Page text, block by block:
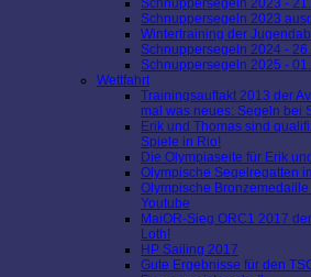
Schnuppersegeln 2023 -
Schnuppersegeln 2023
Wintertraining der
Schnuppersegeln 2024 -
Schnuppersegeln 2025 -
Wettfahrt
Trainingsauftakt 2013 der
mal was neues: Segeln bei
Erik und Thomas sind
Spiele in Rio!
Die Olympiaseite für Erik
Olympische Segelregatten
Olympische
Youtube
MaiOR-Sieg ORC1 2017
Loth!
HP Sailing 2017
Gute Ergebnisse für den